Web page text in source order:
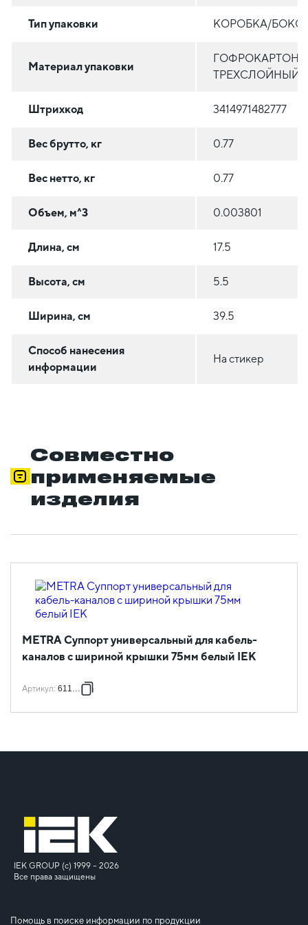
Тип упаковки КОРОБКА/БОКС
Материал упаковки
ГОФРОКАРТОН
ТРЕХСЛОЙНЫЙ
Штрихкод 3414971482777
Вес брутто, кг 0.77
Вес нетто, кг 0.77
Объем, м^3 0.003801
Длина, см 17.5
Высота, см 5.5
Ширина, см 39.5
Способ нанесения
информации
На стикер
Совместно
применяемые
изделия
METRA Суппорт универсальный для кабель-
каналов с шириной крышки 75мм белый IEK
Артикул: 611788
IEK GROUP (c) 1999 – 2026
Все права защищены
Помощь в поиске информации по продукции